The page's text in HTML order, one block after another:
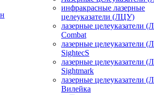
инфракрасные лазерные
целеуказатели (ЛЦУ)
лазерные целеуказатели
Combat
лазерные целеуказатели
SightecS
лазерные целеуказатели
Sightmark
лазерные целеуказатели
Вилейка